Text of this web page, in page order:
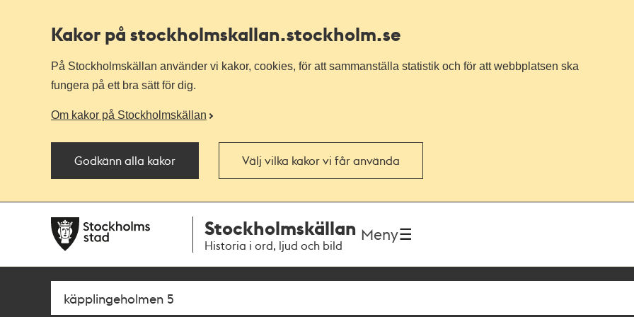
Kakor på stockholmskallan.stockholm.se
På Stockholmskällan använder vi kakor, cookies, för att sammanställa statistik och för att webbplatsen ska
fungera på ett bra sätt för dig.
Om kakor på Stockholmskällan
Godkänn alla kakor Välj vilka kakor vi får använda
navigationen
huvudinnehållet
Stockholmskällan
Historia i ord, ljud och bild
Meny
Sök